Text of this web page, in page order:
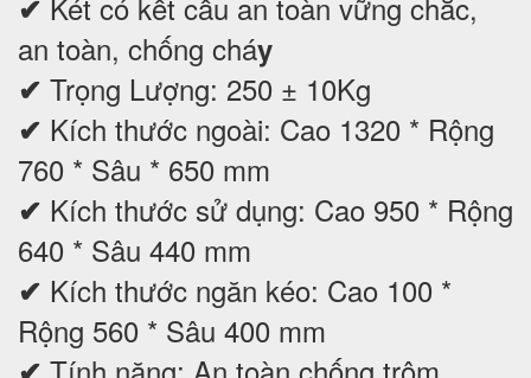
an toàn, chống cháy
✔ Trọng Lượng: 250 ± 10Kg
✔ Kích thước ngoài: Cao 1320 * Rộng
760 * Sâu * 650 mm
✔ Kích thước sử dụng: Cao 950 * Rộng
640 * Sâu 440 mm
✔ Kích thước ngăn kéo: Cao 100 *
Rộng 560 * Sâu 400 mm